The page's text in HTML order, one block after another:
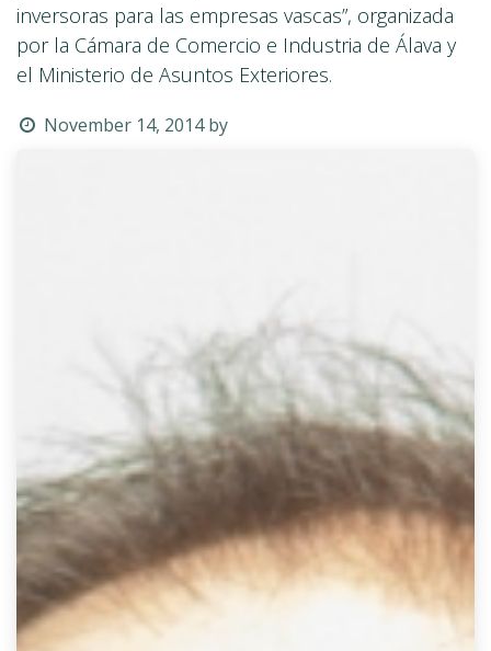
inversoras para las empresas vascas”, organizada
por la Cámara de Comercio e Industria de Álava y
el Ministerio de Asuntos Exteriores.
November 14, 2014 by